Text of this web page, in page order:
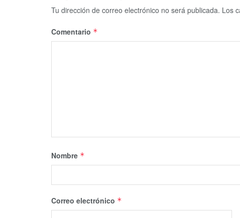
Tu dirección de correo electrónico no será publicada. Los
Comentario *
Nombre *
Correo electrónico *